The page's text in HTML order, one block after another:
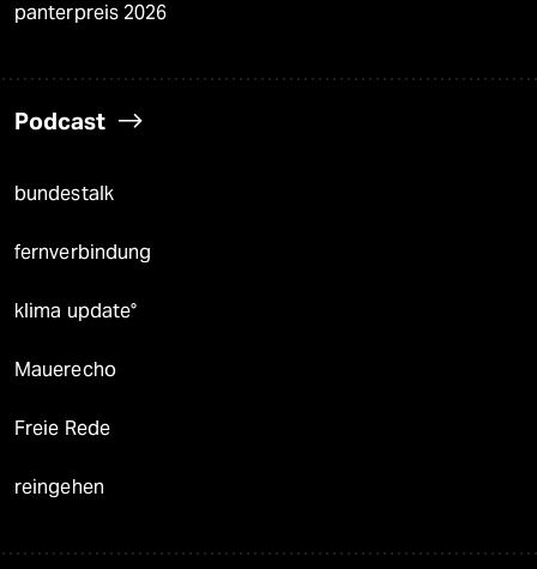
panterpreis 2026
Podcast
bundestalk
fernverbindung
klima update°
Mauerecho
Freie Rede
reingehen